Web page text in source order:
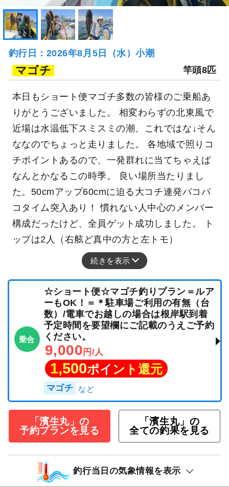
釣行日：2026年8月5日（水）小潮
マゴチ 竿頭8匹
本日もショート便マゴチ多数の皆様のご乗船あ
りがとうございました。 相変わらずの北東風で
近場は水温低下スミスミの潮、これではな↓そん
ななのでちょっと走りました。 各地域で照りコ
チポイントあるので、一発群れに当てちゃえば
なんとかなるこの時季。 良い場所当たりまし
た。50cmアップ60cmに迫る大コチ連発パコパ
コタイム突入あり！ 慣れない人中心のメンバー
構成だったけど、全員ゲット成功しました。 ト
ップは2人（右舷ど真中の方と左トモ）
続きを表示
乗合
☆ショート便☆マゴチ釣りプラン＝ルア
ーもOK！＝＊駐車場ご利用の有無（台
数）/電車でお越しの場合は根岸駅到着
予定時間を要望欄にご記載のうえご予約
ください。
9,000 円/人
1,500ポイント還元
マゴチ
「濱生丸」の
予約プランを見る
「濱生丸」の
全ての釣果を見る
釣行当日の気象情報を表示